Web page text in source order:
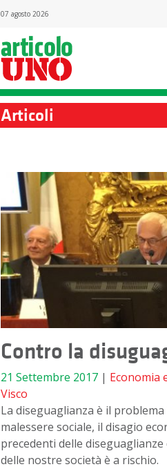
07 agosto 2026
Articoli
Contro la
21 Settembre 2017 | Economia
Visco
La diseguaglianza è il
malessere sociale, il disagio
precedenti delle
delle nostre società è a rischio.